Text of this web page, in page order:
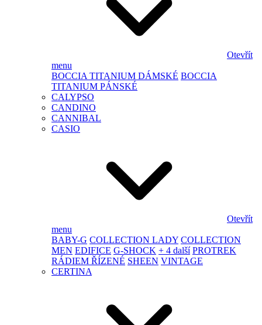
Otevřít
menu
BOCCIA TITANIUM DÁMSKÉ BOCCIA
TITANIUM PÁNSKÉ
CALYPSO
CANDINO
CANNIBAL
CASIO
Otevřít
menu
BABY-G COLLECTION LADY COLLECTION
MEN EDIFICE G-SHOCK + 4 další PROTREK
RÁDIEM ŘÍZENÉ SHEEN VINTAGE
CERTINA